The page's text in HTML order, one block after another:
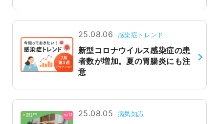
25.08.06 感染症トレンド
新型コロナウイルス感染症の患
者数が増加。夏の胃腸炎にも注
意
25.08.05 病気知識